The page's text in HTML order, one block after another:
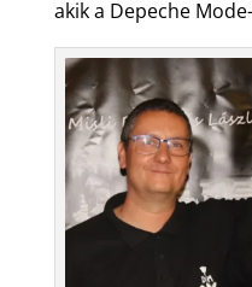
akik a Depeche